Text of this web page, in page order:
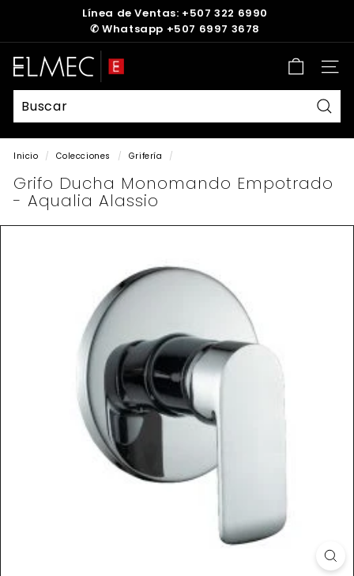
diapositivas
pausa
Línea de Ventas: +507 322 6990
✆ Whatsapp +507 6997 3678
E
L
M
E
C
Inicio / Colecciones / Grifería /
Grifo Ducha Monomando Empotrado
- Aqualia Alassio